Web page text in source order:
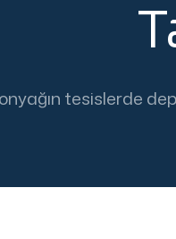
tesislerde